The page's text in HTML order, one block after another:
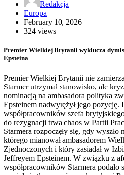
Redakcja
Europa
February 10, 2026
324 views
Premier Wielkiej Brytanii wyklucza
Epsteina
Premier Wielkiej Brytanii nie
Starmer utrzymał stanowisko, ale
nominacją na ambasadora polityka
Epsteinem nadwyrężył jego
współpracowników szefa
do rezygnacji trwa chaos w Partii
Starmera rozpoczęły się, gdy wyszło
którego mianował ambasadorem
Zjednoczonych i który zasiadał w
Jeffreyem Epsteinem. W związku z
współpracowników Starmera podało